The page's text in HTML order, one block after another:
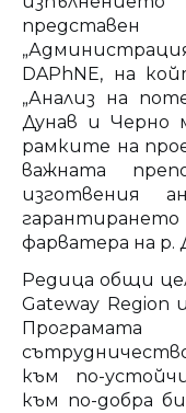
DAPhNE, на
„Анализ на
Дунав и Черно
рамките на
важната
изготвения
фарватера на р.
Редица общи
Gateway Region
към по-
към по-добра